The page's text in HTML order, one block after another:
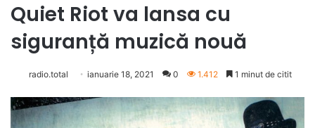
Quiet Riot va lansa cu
siguranță muzică nouă
radio.total ianuarie 18, 2021 0 1.412 1 minut de citit